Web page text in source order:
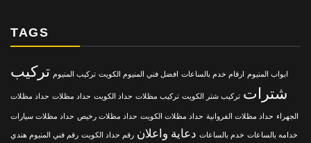
TAGS
ابواب المنيوم ارقام خدم بالساعات افضل فني المنيوم الكويت تركيب المنيوم تركيب
شترات تركيب شتر الكويت تركيب مظلات حداد الكويت حداد مظلات حداد مظلات
الجهراء حداد مظلات الفروانية حداد مظلات الكويت حداد مظلات رخيص حداد مظلات سيارات
خدامه بالساعات خدم بالساعات دعاية واعلان رقم حداد الكويت رقم فني المنيوم هندي